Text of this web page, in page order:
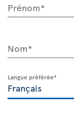
Prénom*
Nom*
Langue préférée*